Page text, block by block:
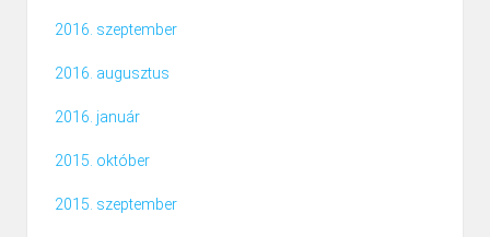
2016. szeptember
2016. augusztus
2016. január
2015. október
2015. szeptember